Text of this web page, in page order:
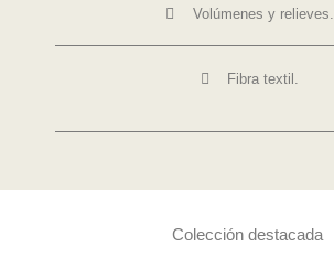
Volúmenes y relieves.
Fibra textil.
Colección destacada